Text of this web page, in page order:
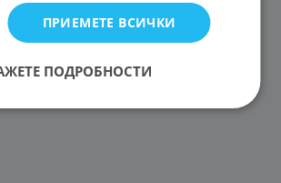
ПРИЕМЕТЕ ВСИЧКИ
ПОДРОБНОСТИ